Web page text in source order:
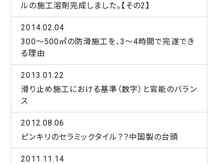
ルの施工溶剤完成しました。【その2】
2014.02.04
300～500㎡の防滑施工を、3～4時間で完遂でき
る理由
2013.01.22
滑り止め施工における基準（数字）と官能のバラン
ス
2012.08.06
ピンキリのセラミックタイル？？中国製の台頭
2011.11.14